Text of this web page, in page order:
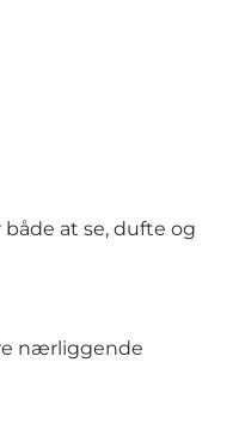
at se, dufte og
nærliggende